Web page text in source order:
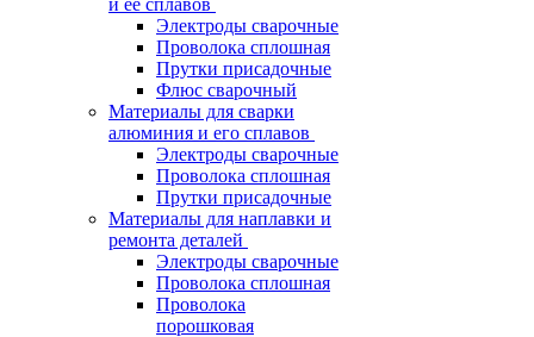
и ее сплавов
Электроды сварочные
Проволока сплошная
Прутки присадочные
Флюс сварочный
Материалы для сварки
алюминия и его сплавов
Электроды сварочные
Проволока сплошная
Прутки присадочные
Материалы для наплавки и
ремонта деталей
Электроды сварочные
Проволока сплошная
Проволока
порошковая